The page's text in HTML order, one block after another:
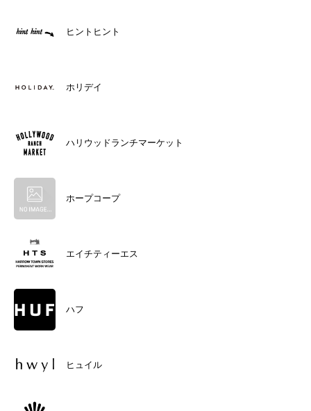
ヒントヒント
ホリデイ
ハリウッドランチマーケット
ホープコープ
エイチティーエス
ハフ
ヒュイル